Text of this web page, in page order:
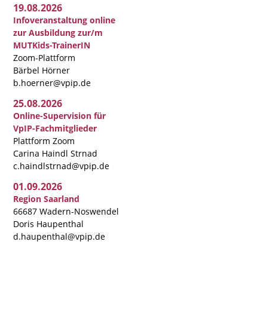
19.08.2026
Infoveranstaltung online
zur Ausbildung zur/m
MUTKids-TrainerIN
Zoom-Plattform
Bärbel Hörner
b.hoerner@vpip.de
25.08.2026
Online-Supervision für
VpIP-Fachmitglieder
Plattform Zoom
Carina Haindl Strnad
c.haindlstrnad@vpip.de
01.09.2026
Region Saarland
66687 Wadern-Noswendel
Doris Haupenthal
d.haupenthal@vpip.de